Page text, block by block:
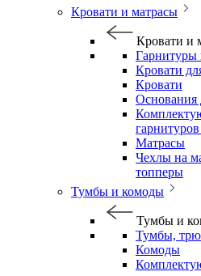
Кровати и матрасы
Кровати и
Гарнитуры
Кровати
Кровати
Основания
Матрасы
Чехлы на
топперы
Тумбы и комоды
Тумбы и
Тумбы,
Комоды